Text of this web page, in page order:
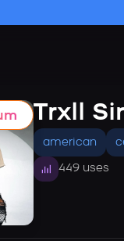
Trxll
american
449 uses